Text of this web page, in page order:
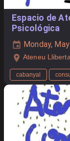
Espacio de
Psicológica
Monday,
Ateneu
cabanyal